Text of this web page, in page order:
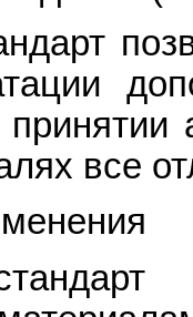
все